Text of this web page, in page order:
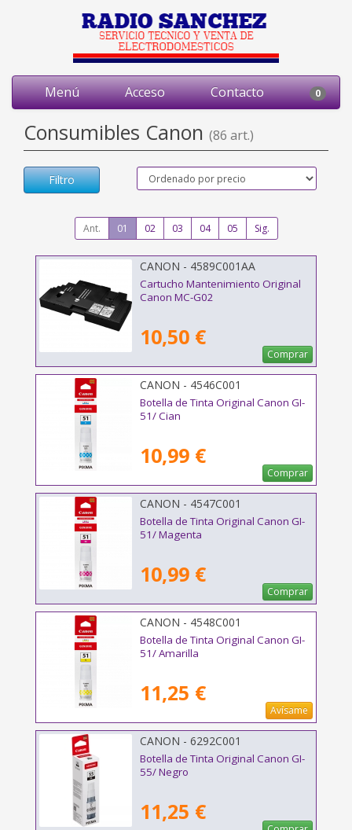
Menú Acceso Contacto 0
Consumibles Canon (86 art.)
Filtro
Ant. 01 02 03 04 05 Sig.
CANON - 4589C001AA
Cartucho Mantenimiento Original
Canon MC-G02
10,50 €
Comprar
CANON - 4546C001
Botella de Tinta Original Canon GI-
51/ Cian
10,99 €
Comprar
CANON - 4547C001
Botella de Tinta Original Canon GI-
51/ Magenta
10,99 €
Comprar
CANON - 4548C001
Botella de Tinta Original Canon GI-
51/ Amarilla
11,25 €
Avísame
CANON - 6292C001
Botella de Tinta Original Canon GI-
55/ Negro
11,25 €